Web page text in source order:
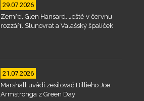
29.07.2026
Zemřel Glen Hansard. Ještě v červnu
rozzářil Slunovrat a Valašský špalíček
21.07.2026
Marshall uvádí zesilovač Billieho Joe
Armstronga z Green Day